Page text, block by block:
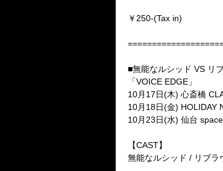
￥250-(Tax in)
■無能なルシッド VS リ
「VOICE EDGE」
10月17日(木) 心斎橋
10月18日(金) HOLIDAY
10月23日(水) 仙台
【CAST】
無能なルシッド / リブラ